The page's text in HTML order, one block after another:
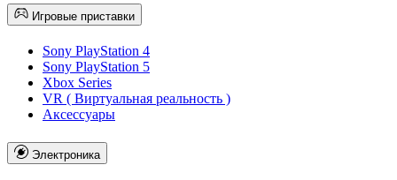
Игровые приставки
Sony PlayStation 4
Sony PlayStation 5
Xbox Series
VR ( Виртуальная реальность )
Аксессуары
Электроника